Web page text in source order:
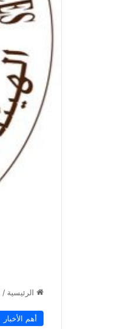
الرئيسية /
أهم الأخبار